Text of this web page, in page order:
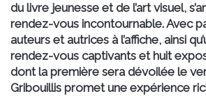
du livre jeunesse et de l’art visuel,
rendez-vous incontournable. Avec
auteurs et autrices à l’affiche, ainsi
rendez-vous captivants et huit
dont la première sera dévoilée le
Gribouillis promet une expérience